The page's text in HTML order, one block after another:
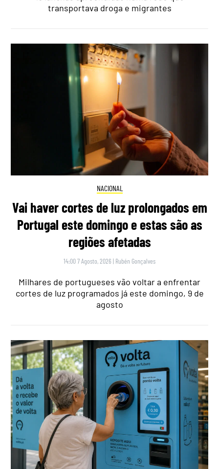
transportava droga e migrantes
NACIONAL
Vai haver cortes de luz prolongados em
Portugal este domingo e estas são as
regiões afetadas
14:00 7 Agosto, 2026 | Rubén Gonçalves
Milhares de portugueses vão voltar a enfrentar
cortes de luz programados já este domingo, 9 de
agosto